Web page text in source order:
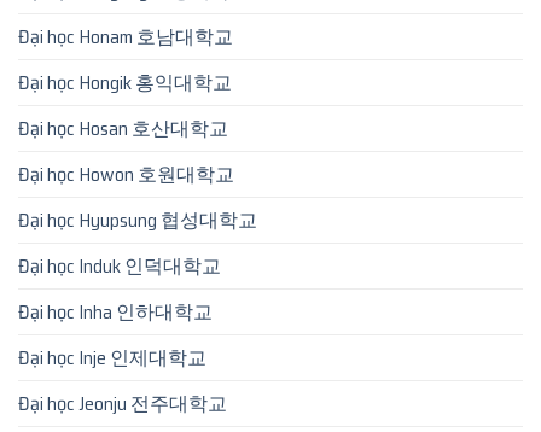
Đại học Honam 호남대학교
Đại học Hongik 홍익대학교
Đại học Hosan 호산대학교
Đại học Howon 호원대학교
Đại học Hyupsung 협성대학교
Đại học Induk 인덕대학교
Đại học Inha 인하대학교
Đại học Inje 인제대학교
Đại học Jeonju 전주대학교